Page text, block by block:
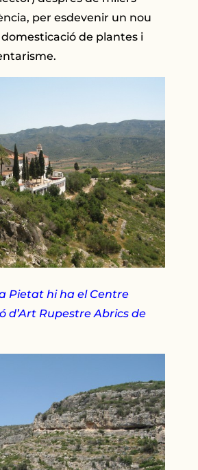
per esdevenir un nou
de plantes i
Pietat hi ha el Centre
d’Art Rupestre Abrics de